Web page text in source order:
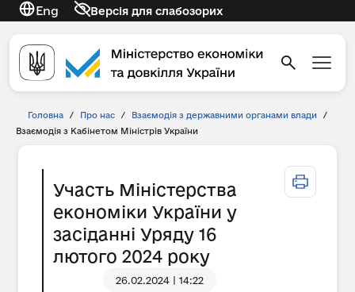
Eng Версія для слабозорих
Головна / Про нас / Взаємодія з державними органами влади
/
Взаємодія з Кабінетом Міністрів України
Участь Міністерства
економіки України у
засіданні Уряду 16
лютого 2024 року
26.02.2024 | 14:22